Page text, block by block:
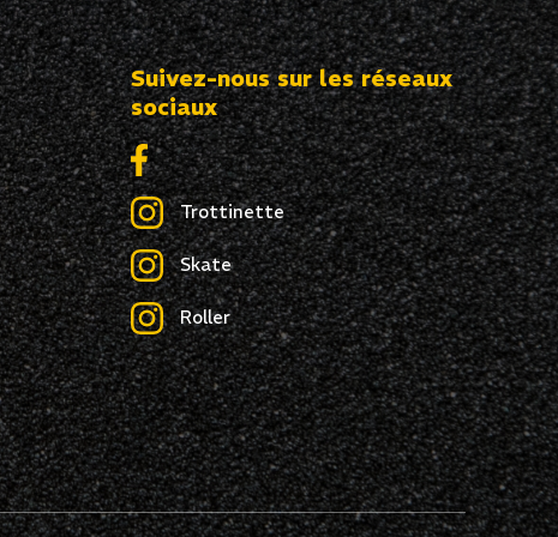
Suivez-nous sur les réseaux
sociaux
Trottinette
Skate
Roller